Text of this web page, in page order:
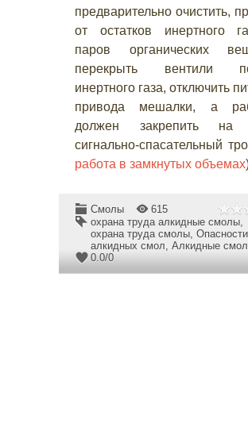
предварительно очистить,
от остатков инертного
паров органических
перекрыть вентили
инертного газа, отключить
привода мешалки, а
должен закрепить на
сигнально-спасательный
работа в замкнутых объемах
Смолы
615
охрана труда алкидные смолы,
охрана труда смолы, Опасности
алкидных смол, Алкидные
0.0/0